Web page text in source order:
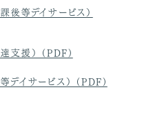
後等デイサービス）
達支援） (PDF)
デイサービス） (PDF)